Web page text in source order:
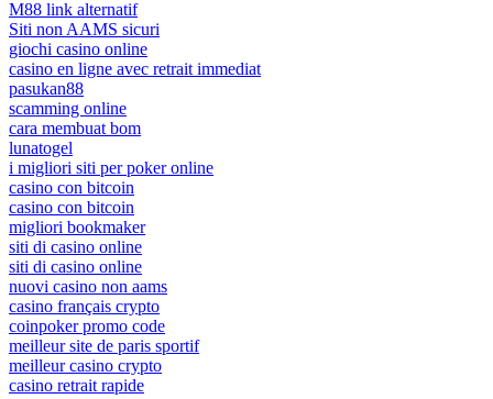
M88 link alternatif
Siti non AAMS sicuri
giochi casino online
casino en ligne avec retrait immediat
pasukan88
scamming online
cara membuat bom
lunatogel
i migliori siti per poker online
casino con bitcoin
casino con bitcoin
migliori bookmaker
siti di casino online
siti di casino online
nuovi casino non aams
casino français crypto
coinpoker promo code
meilleur site de paris sportif
meilleur casino crypto
casino retrait rapide